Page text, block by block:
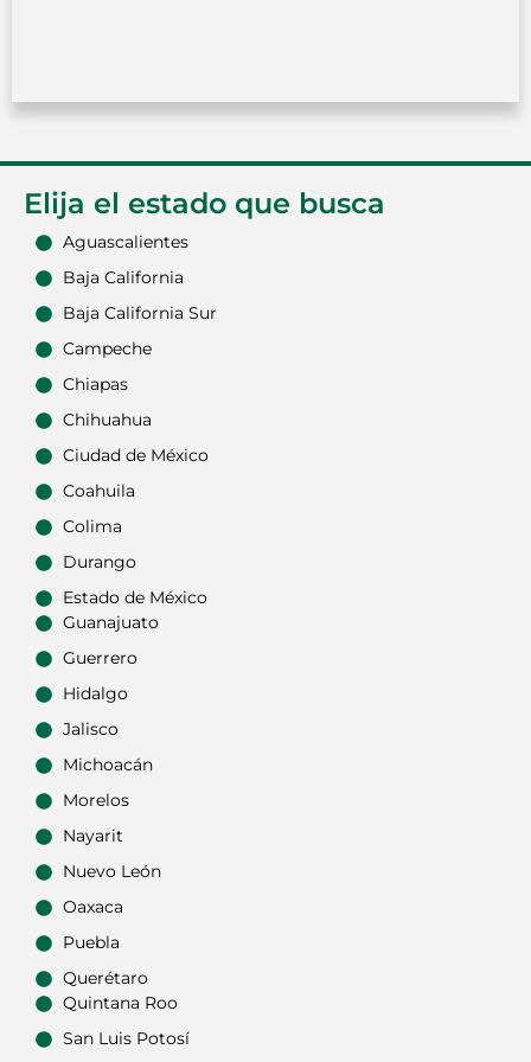
Elija el estado que busca
Aguascalientes
Baja California
Baja California Sur
Campeche
Chiapas
Chihuahua
Ciudad de México
Coahuila
Colima
Durango
Estado de México
Guanajuato
Guerrero
Hidalgo
Jalisco
Michoacán
Morelos
Nayarit
Nuevo León
Oaxaca
Puebla
Querétaro
Quintana Roo
San Luis Potosí